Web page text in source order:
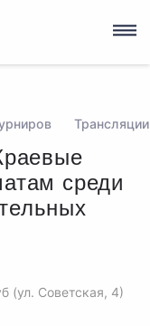
Трансляции
среди
(ул. Советская, 4)